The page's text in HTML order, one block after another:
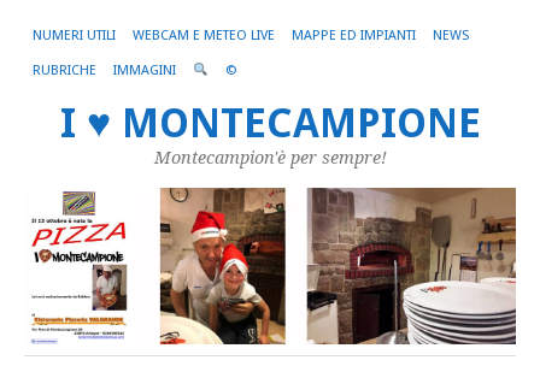
NUMERI UTILI WEBCAM E METEO LIVE MAPPE ED IMPIANTI NEWS
RUBRICHE IMMAGINI ©
I ♥ MONTECAMPIONE
Montecampion'è per sempre!